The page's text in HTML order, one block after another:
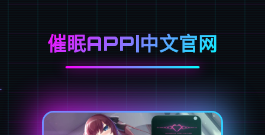
催眠APP|中文官网